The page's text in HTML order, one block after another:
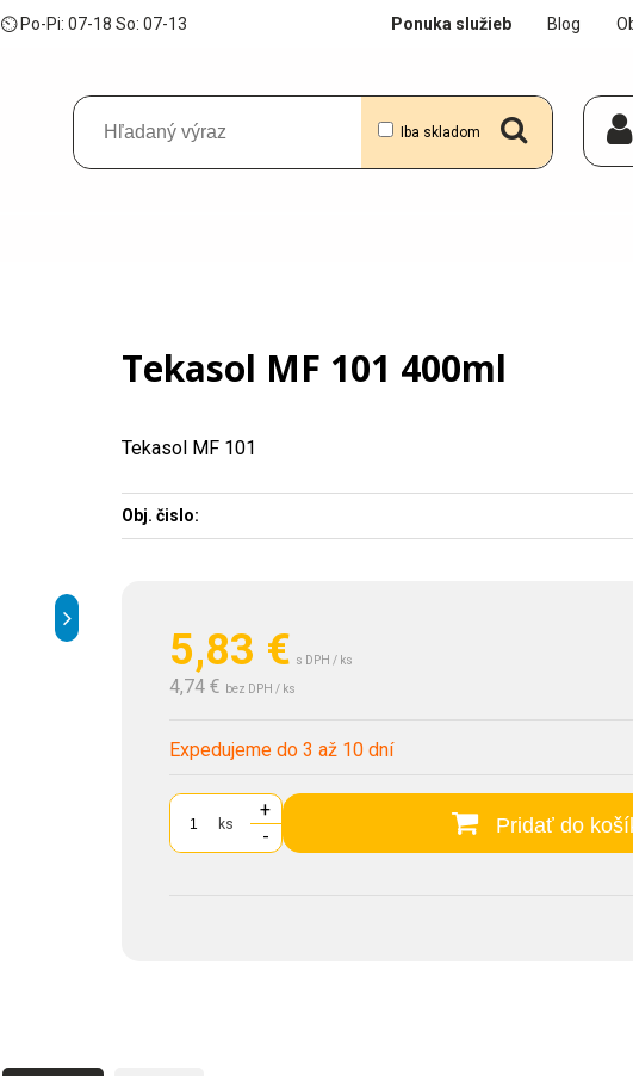
⏲ Po-Pi: 07-18 So: 07-13
Iba skladom
Ponuka služieb Blog
Tekasol MF 101 400ml
5,83 € s DPH / ks
4,74 € bez DPH / ks
Expedujeme do 3 až 10 dní
ks
+
-
Pridať do
Tekasol MF 101
Obj. čislo: